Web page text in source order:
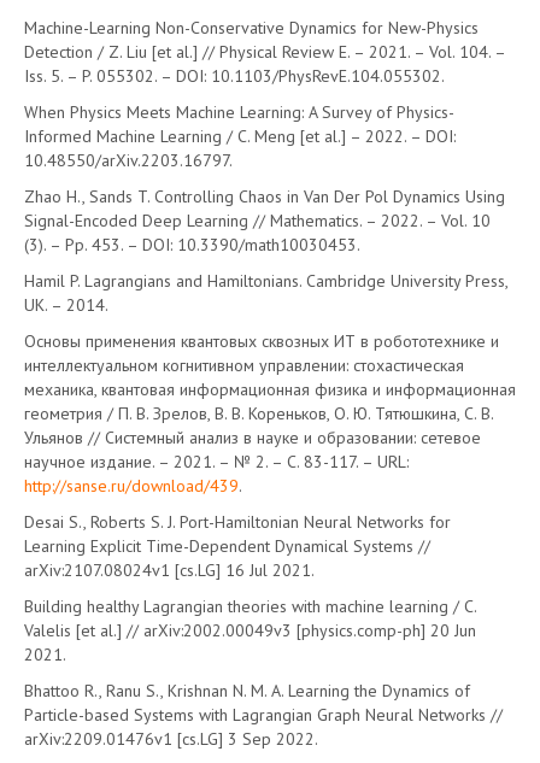
Machine-Learning Non-Conservative Dynamics for New-Physics
Detection / Z. Liu [et al.] // Physical Review E. – 2021. – Vol. 104. –
Iss. 5. – P. 055302. – DOI: 10.1103/PhysRevE.104.055302.
When Physics Meets Machine Learning: A Survey of Physics-
Informed Machine Learning / C. Meng [et al.] – 2022. – DOI:
10.48550/arXiv.2203.16797.
Zhao H., Sands T. Controlling Chaos in Van Der Pol Dynamics Using
Signal-Encoded Deep Learning // Mathematics. – 2022. – Vol. 10
(3). – Pp. 453. – DOI: 10.3390/math10030453.
Hamil P. Lagrangians and Hamiltonians. Cambridge University Press,
UK. – 2014.
Основы применения квантовых сквозных ИТ в робототехнике и
интеллектуальном когнитивном управлении: стохастическая
механика, квантовая информационная физика и информационная
геометрия / П. В. Зрелов, В. В. Кореньков, О. Ю. Тятюшкина, С. В.
Ульянов // Системный анализ в науке и образовании: сетевое
научное издание. – 2021. – № 2. – C. 83-117. – URL:
http://sanse.ru/download/439.
Desai S., Roberts S. J. Port-Hamiltonian Neural Networks for
Learning Explicit Time-Dependent Dynamical Systems //
arXiv:2107.08024v1 [cs.LG] 16 Jul 2021.
Building healthy Lagrangian theories with machine learning / С.
Valelis [et al.] // arXiv:2002.00049v3 [physics.comp-ph] 20 Jun
2021.
Bhattoo R., Ranu S., Krishnan N. M. A. Learning the Dynamics of
Particle-based Systems with Lagrangian Graph Neural Networks //
arXiv:2209.01476v1 [cs.LG] 3 Sep 2022.